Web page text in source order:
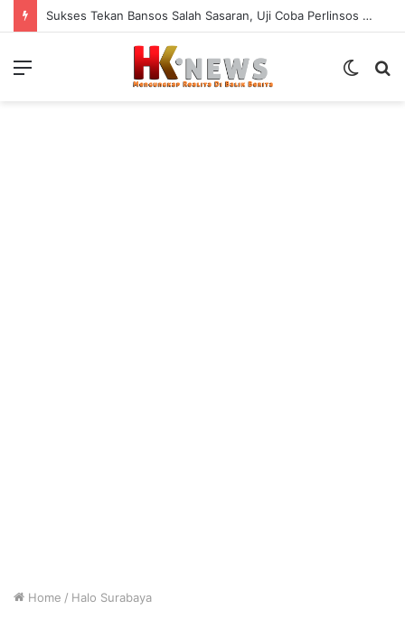
Sukses Tekan Bansos Salah Sasaran, Uji Coba Perlinsos Digital di Surabaya Hampir 100 Persen
Menu
Switch
Home / Halo Surabaya